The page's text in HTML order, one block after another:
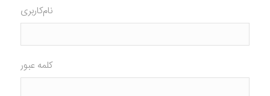
نام‌کاربری
کلمه عبور